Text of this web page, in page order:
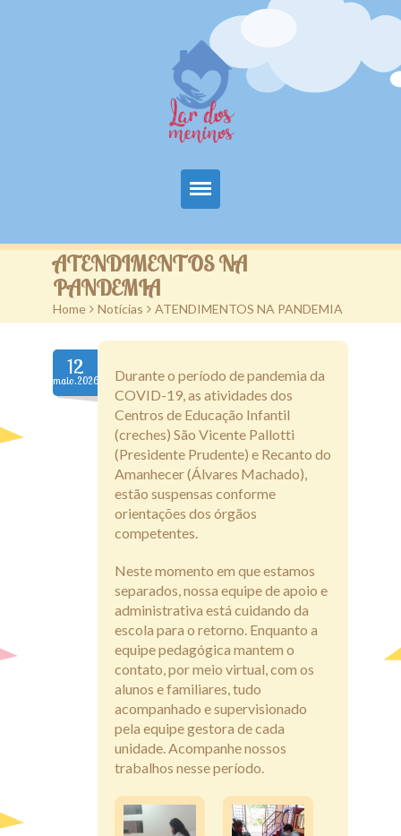
Principal
A Entidade
Colabore
Transparência
ATENDIMENTOS NA
PANDEMIA
Home > Notícias > ATENDIMENTOS NA PANDEMIA
12
maio.2026
Durante o período de pandemia da
COVID-19, as atividades dos
Centros de Educação Infantil
(creches) São Vicente Pallotti
(Presidente Prudente) e Recanto do
Amanhecer (Álvares Machado),
estão suspensas conforme
orientações dos órgãos
competentes.
Neste momento em que estamos
separados, nossa equipe de apoio e
administrativa está cuidando da
escola para o retorno. Enquanto a
equipe pedagógica mantem o
contato, por meio virtual, com os
alunos e familiares, tudo
acompanhado e supervisionado
pela equipe gestora de cada
unidade. Acompanhe nossos
trabalhos nesse período.